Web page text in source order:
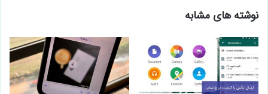
نوشته های مشابه